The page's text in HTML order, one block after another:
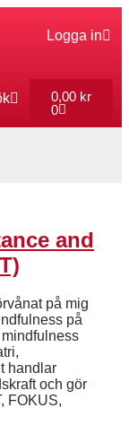
Logga in
0,00 kr
0
and
på mig
på
handlar
och gör
FOKUS,